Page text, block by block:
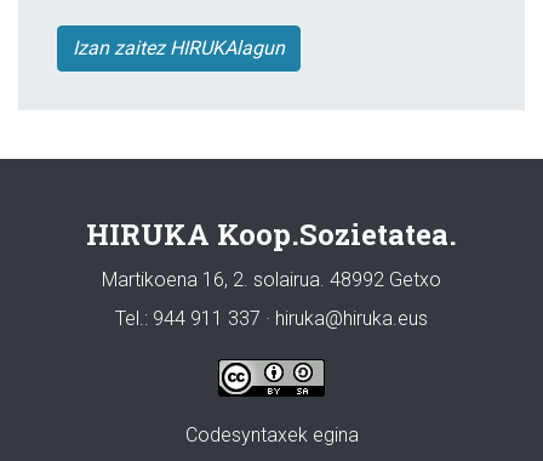
Izan zaitez HIRUKAlagun
HIRUKA Koop.Sozietatea.
Martikoena 16, 2. solairua. 48992 Getxo
Tel.: 944 911 337 · hiruka@hiruka.eus
Codesyntaxek egina